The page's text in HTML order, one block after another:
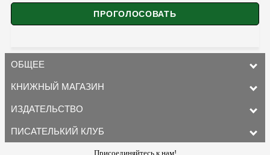
ОБЩЕЕ
КНИЖНЫЙ МАГАЗИН
ИЗДАТЕЛЬСТВО
ПИСАТЕЛЬКИЙ КЛУБ
Присоединяйтесь к нам!